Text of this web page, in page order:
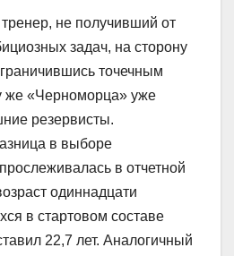
не получивший от
задач, на сторону
точечным
же «Черноморца» уже
резервисты.
в выборе
в отчетной
одиннадцати
в стартовом составе
22,7 лет. Аналогичный